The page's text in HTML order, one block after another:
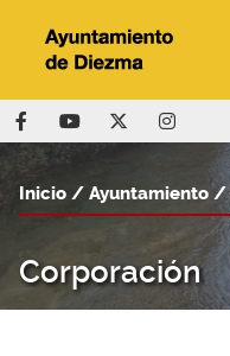
Corporación
Inicio Ayuntamiento